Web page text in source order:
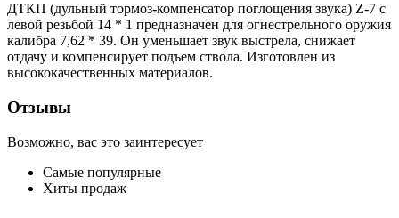
ДТКП (дульный тормоз-компенсатор поглощения звука) Z-7 с
левой резьбой 14 * 1 предназначен для огнестрельного оружия
калибра 7,62 * 39. Он уменьшает звук выстрела, снижает
отдачу и компенсирует подъем ствола. Изготовлен из
высококачественных материалов.
Отзывы
Возможно, вас это заинтересует
Самые популярные
Хиты продаж